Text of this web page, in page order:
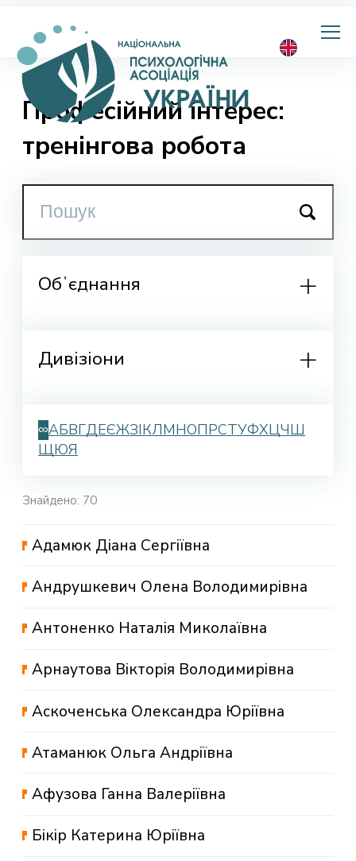
Національна
психологічна
Професійний інтерес:
тренінгова робота
Обʼєднання
Дивізіони
∞АБВГДЕЄЖЗІКЛМНОПРСТУФХЦЧШ
ЩЮЯ
Знайдено: 70
Адамюк Діана Сергіївна
Андрушкевич Олена Володимирівна
Антоненко Наталія Миколаївна
Арнаутова Вікторія Володимирівна
Аскоченська Олександра Юріївна
Атаманюк Ольга Андріївна
Афузова Ганна Валеріївна
Бікір Катерина Юріївна